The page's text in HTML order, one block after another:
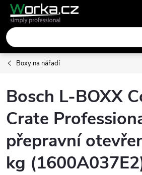
Přejít
obsah
Boxy na nářadí
Bosch L-BOXX
Crate
přepravní
kg